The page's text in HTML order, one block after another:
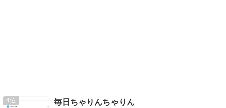
4 毎日ちゃりんちゃりん